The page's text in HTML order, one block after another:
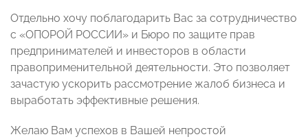
Отдельно хочу поблагодарить Вас за сотрудничество
с «ОПОРОЙ РОССИИ» и Бюро по защите прав
предпринимателей и инвесторов в области
правоприменительной деятельности. Это позволяет
зачастую ускорить рассмотрение жалоб бизнеса и
выработать эффективные решения.
Желаю Вам успехов в Вашей непростой